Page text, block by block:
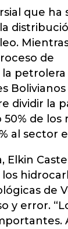
que ha
de
dividir la
de los
al sector
Elkin
de
y error.